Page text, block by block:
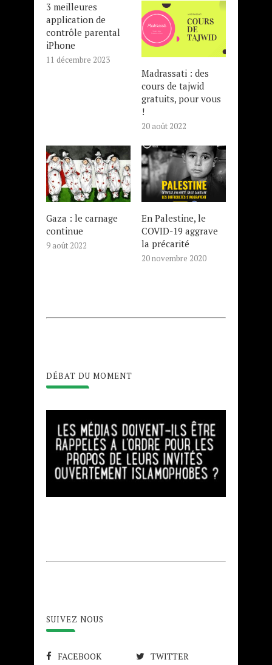
3 meilleures
application de
contrôle parental
iPhone
11 décembre 2023
Madrassati : des
cours de tajwid
gratuits, pour vous
!
20 août 2022
Gaza : le carnage
continue
9 août 2022
En Palestine, le
COVID-19 aggrave
la précarité
20 novembre 2020
DÉBAT DU MOMENT
SUIVEZ NOUS
FACEBOOK
TWITTER